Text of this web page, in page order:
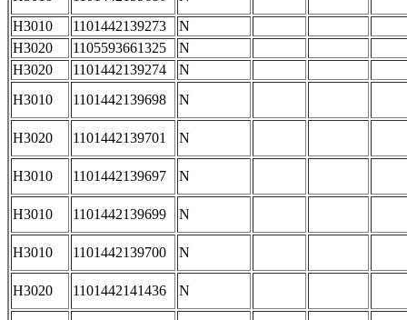
H3010
1101442139273
N
H3020
1105593661325
N
H3020
1101442139274
N
H3010
1101442139698 N
H3020 1101442139701 N
H3010 1101442139697 N
H3010 1101442139699 N
H3010 1101442139700 N
H3020 1101442141436 N